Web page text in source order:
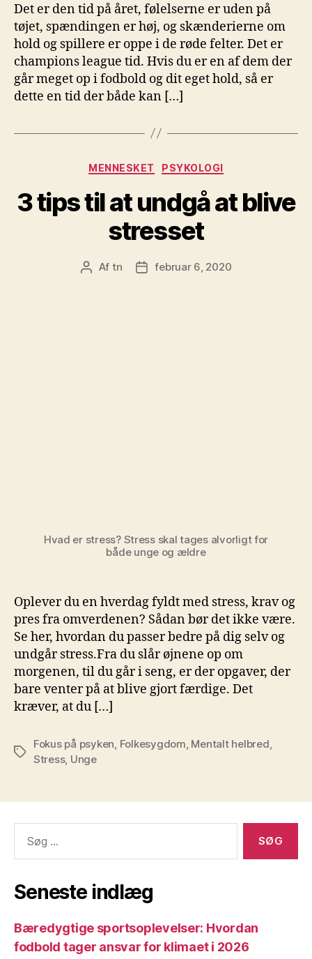
Det er den tid på året, følelserne er uden på
tøjet, spændingen er høj, og skænderierne om
hold og spillere er oppe i de røde felter. Det er
champions league tid. Hvis du er en af dem der
går meget op i fodbold og dit eget hold, så er
dette en tid der både kan […]
Kategorier
MENNESKET PSYKOLOGI
3 tips til at undgå at blive
stresset
Indlægsforfatter
Af tn Indlægsdato
februar 6, 2020
Hvad er stress? Stress skal tages alvorligt for
både unge og ældre
Oplever du en hverdag fyldt med stress, krav og
pres fra omverdenen? Sådan bør det ikke være.
Se her, hvordan du passer bedre på dig selv og
undgår stress.Fra du slår øjnene op om
morgenen, til du går i seng, er der opgaver, der
bare venter på at blive gjort færdige. Det
kræver, at du […]
Tags
Fokus på psyken, Folkesygdom, Mentalt helbred,
Stress, Unge
efter:
Seneste indlæg
Bæredygtige sportsoplevelser: Hvordan
fodbold tager ansvar for klimaet i 2026